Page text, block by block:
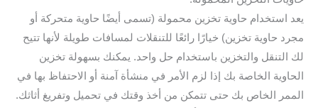
يعد استخدام حاوية تخزين محمولة (تسمى أيضًا حاوية متحركة أو
مجرد حاوية تخزين) خيارًا رائعًا للتنقلات لمسافات طويلة لأنها تتيح
لك التنقل والتخزين باستخدام حل واحد. يمكنك بسهولة تخزين
الحاوية الخاصة بك إذا لزم الأمر في منشأة آمنة أو الاحتفاظ بها في
الممر الخاص بك حتى تتمكن من أخذ وقتك في تحميل وتفريغ أثاثك.